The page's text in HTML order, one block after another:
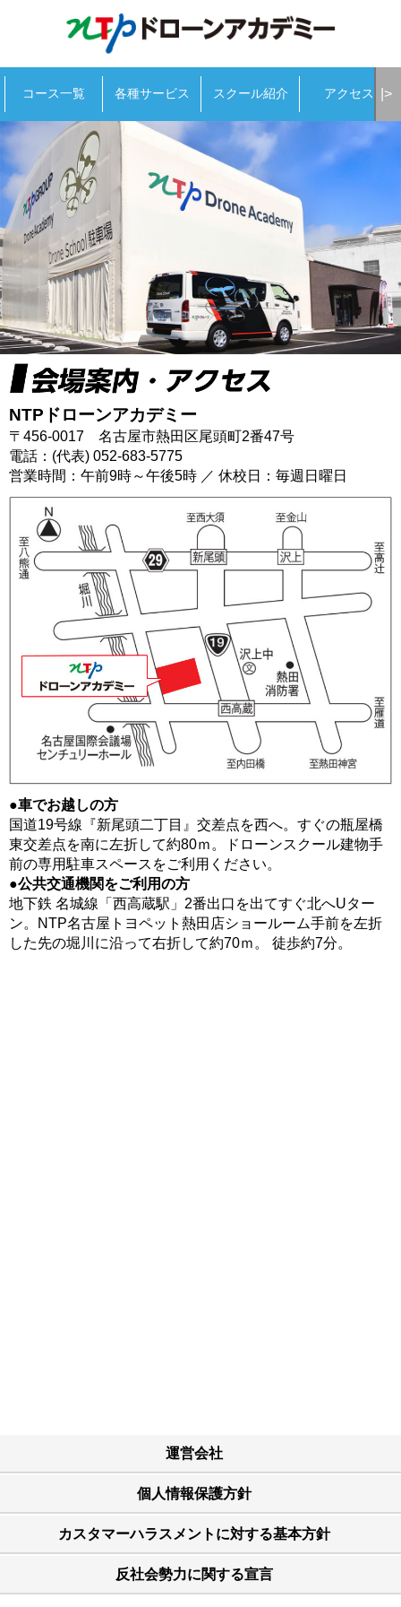
コース一覧 各種サービス スクール紹介 アクセス |>
NTPドローンアカデミー
〒456-0017 名古屋市熱田区尾頭町2番47号
電話：(代表) 052-683-5775
営業時間：午前9時～午後5時 ／ 休校日：毎週日曜日
●車でお越しの方
国道19号線『新尾頭二丁目』交差点を西へ。すぐの瓶屋橋
東交差点を南に左折して約80ｍ。ドローンスクール建物手
前の専用駐車スペースをご利用ください。
●公共交通機関をご利用の方
地下鉄 名城線「西高蔵駅」2番出口を出てすぐ北へUター
ン。NTP名古屋トヨペット熱田店ショールーム手前を左折
した先の堀川に沿って右折して約70ｍ。 徒歩約7分。
運営会社
個人情報保護方針
カスタマーハラスメントに対する基本方針
反社会勢力に関する宣言